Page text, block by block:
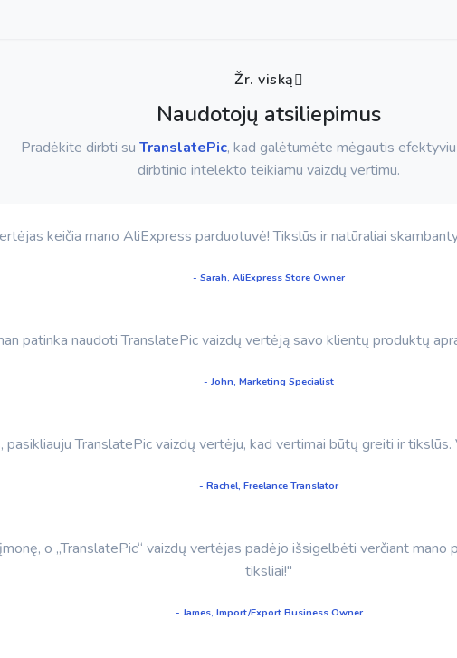
Žr. viską
Naudotojų atsiliepimus
Pradėkite dirbti su TranslatePic, kad galėtumėte mėgautis
dirbtinio intelekto teikiamu vaizdų vertimu.
keičia mano AliExpress parduotuvė! Tikslūs ir natūraliai
- Sarah, AliExpress Store Owner
patinka naudoti TranslatePic vaizdų vertėją savo klientų produktų
- John, Marketing Specialist
pasikliauju TranslatePic vaizdų vertėju, kad vertimai būtų greiti ir
- Rachel, Freelance Translator
o „TranslatePic“ vaizdų vertėjas padėjo išsigelbėti verčiant
tiksliai!"
- James, Import/Export Business Owner